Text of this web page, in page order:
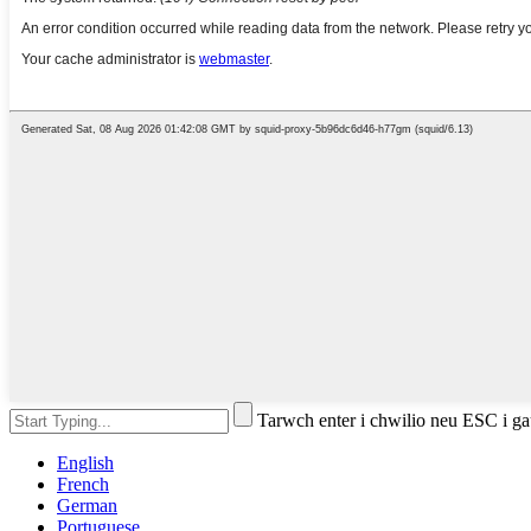
Tarwch enter i chwilio neu ESC i
English
French
German